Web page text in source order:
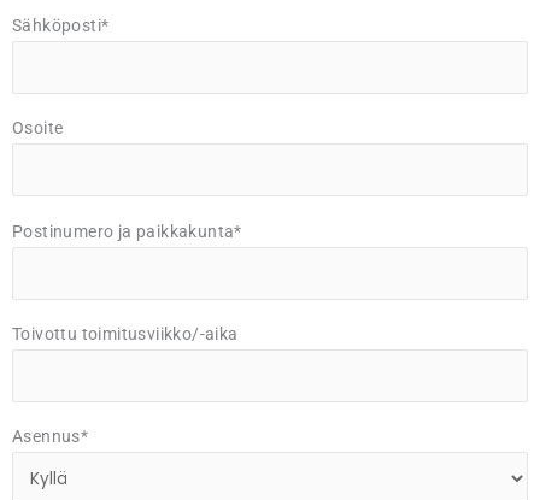
Sähköposti*
Osoite
Postinumero ja paikkakunta*
Toivottu toimitusviikko/-aika
Asennus*